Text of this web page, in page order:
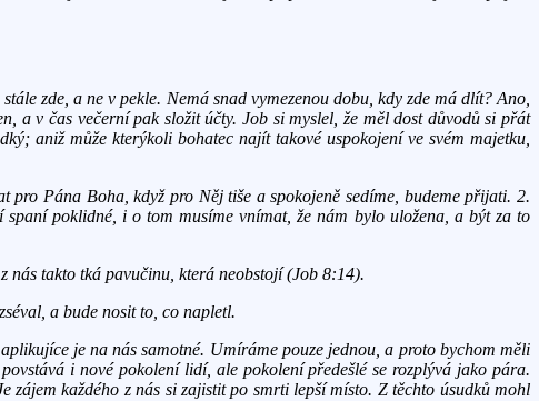
zde, a ne v pekle. Nemá snad vymezenou dobu, kdy zde má dlít? Ano,
a v čas večerní pak složit účty. Job si myslel, že měl dost důvodů si přát
aniž může kterýkoli bohatec najít takové uspokojení ve svém majetku,
Pána Boha, když pro Něj tiše a spokojeně sedíme, budeme přijati. 2.
poklidné, i o tom musíme vnímat, že nám bylo uložena, a být za to
nás takto tká pavučinu, která neobstojí (Job 8:14).
a bude nosit to, co napletl.
je na nás samotné. Umíráme pouze jednou, a proto bychom měli
i nové pokolení lidí, ale pokolení předešlé se rozplývá jako pára.
každého z nás si zajistit po smrti lepší místo. Z těchto úsudků mohl